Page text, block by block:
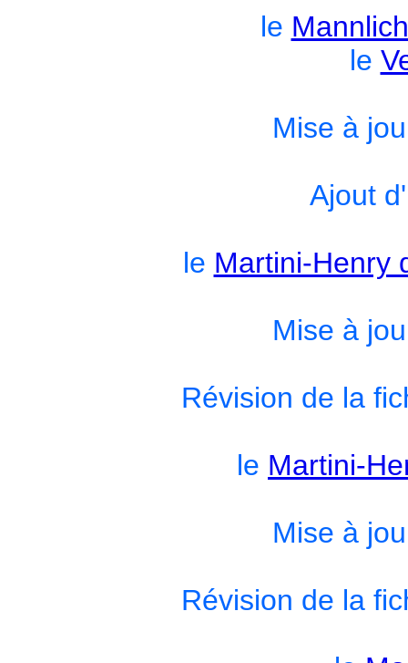
le
le
Mise à
Ajout
le Martini-Henry
Mise à
Révision de la
le Martini-
Mise à
Révision de la